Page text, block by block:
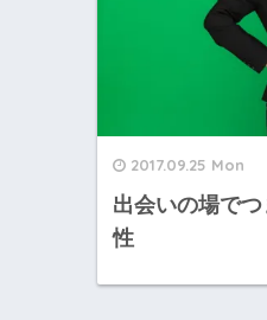
2017.09.25 Mon
出会いの場で
性